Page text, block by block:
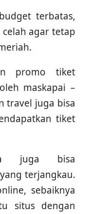
terbatas,
agar tetap
promo tiket
maskapai –
travel juga bisa
tiket
juga bisa
terjangkau.
sebaiknya
situs dengan